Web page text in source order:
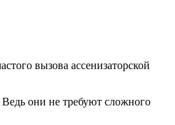
вызова ассенизаторской
они не требуют сложного